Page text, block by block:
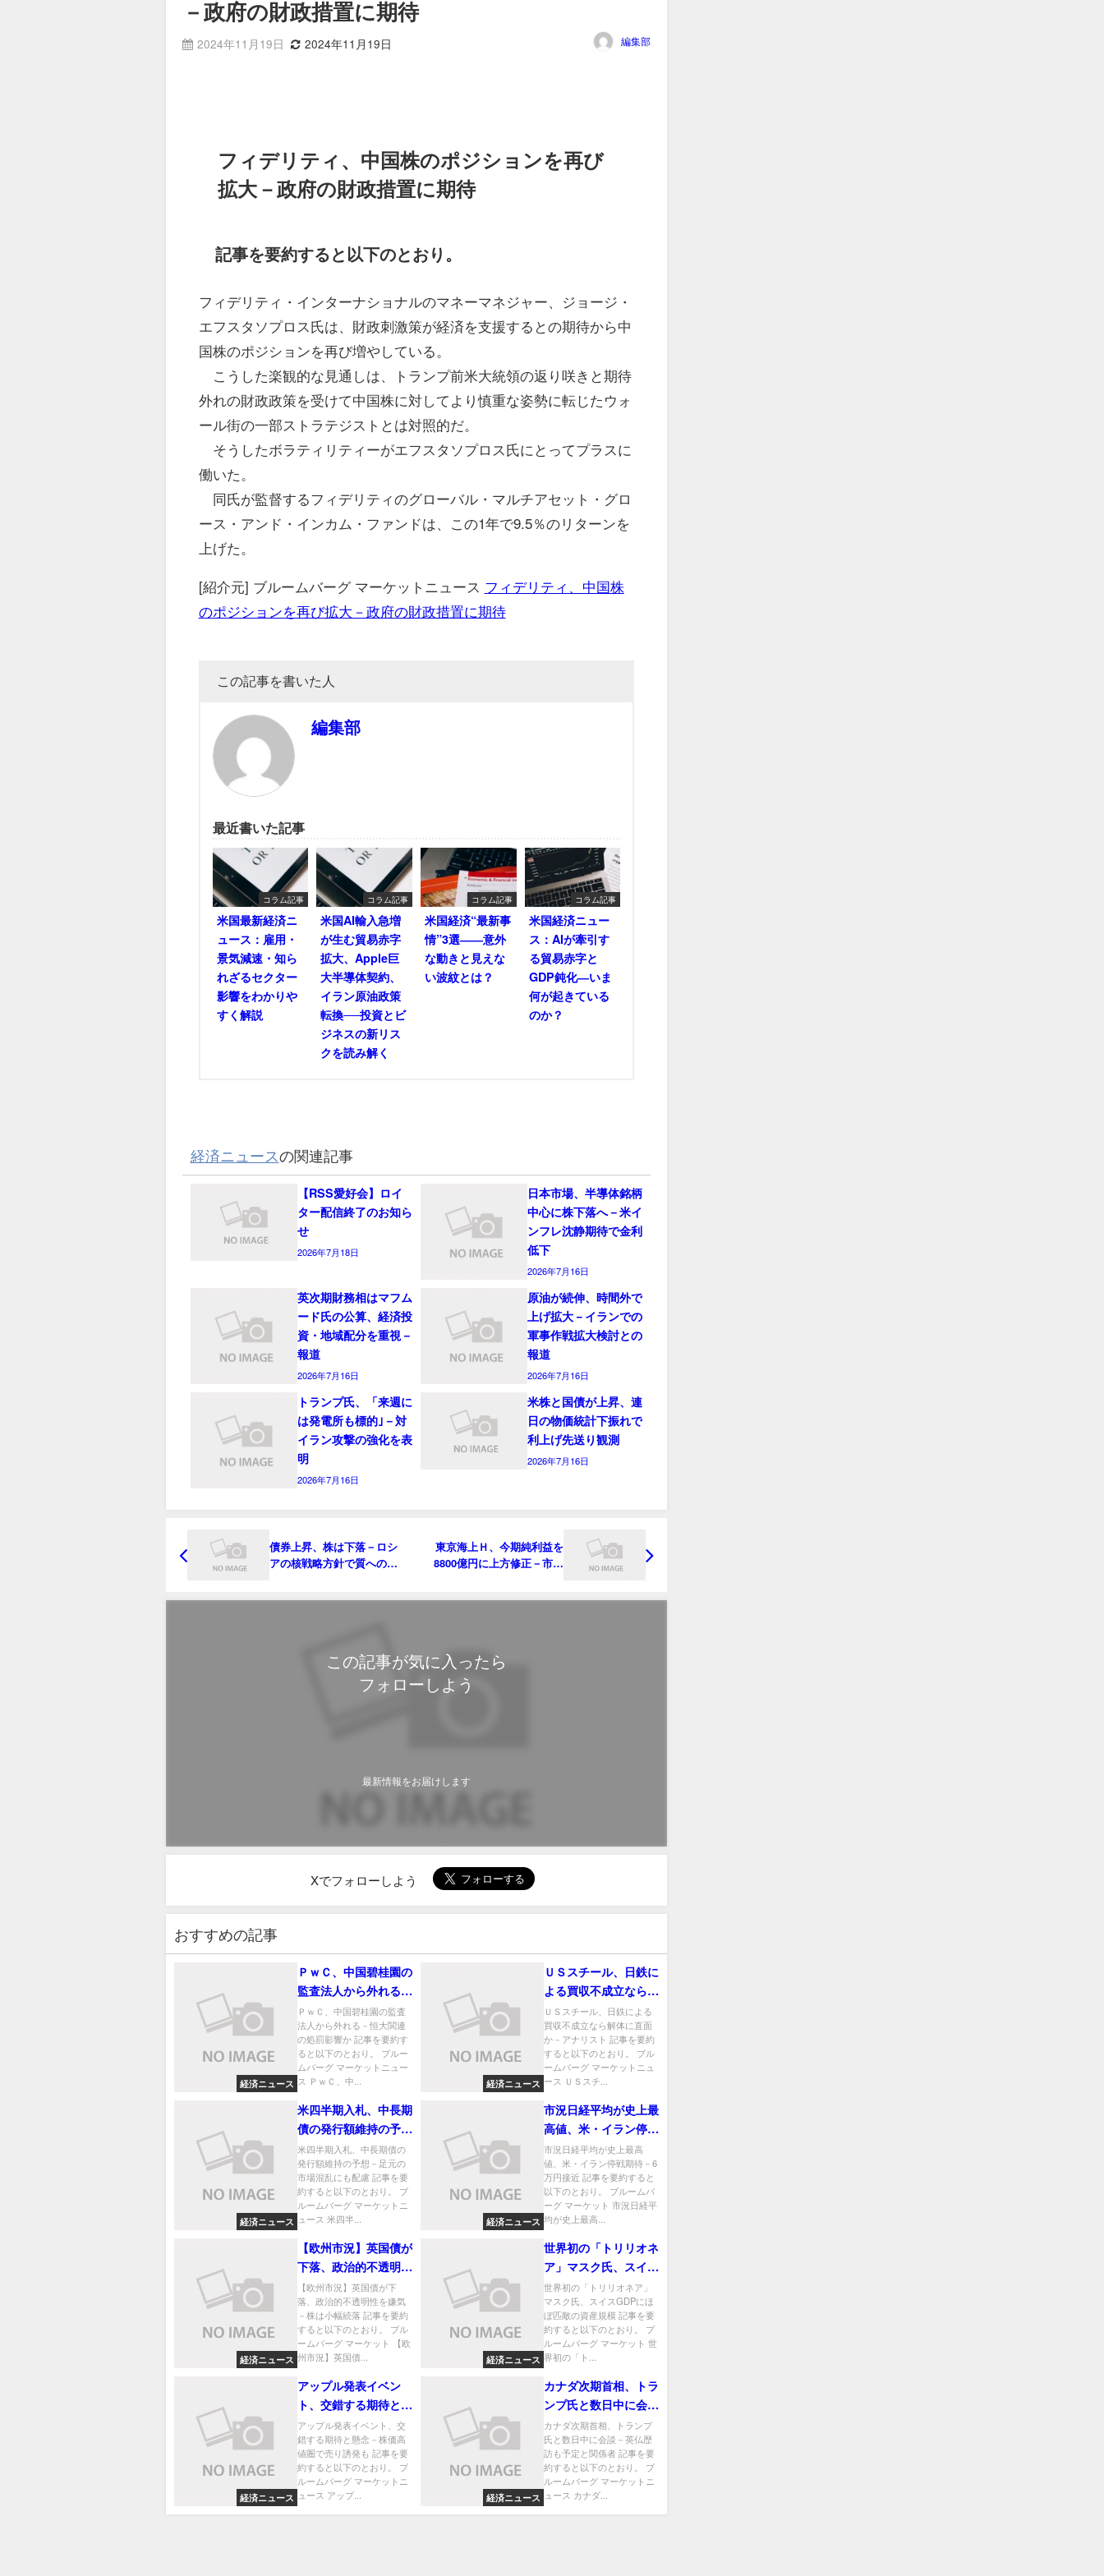
－政府の財政措置に期待
2024年11月19日 2024年11月19日 編集部
フィデリティ、中国株のポジションを再び
拡大－政府の財政措置に期待
記事を要約すると以下のとおり。
フィデリティ・インターナショナルのマネーマネジャー、ジョージ・
エフスタソプロス氏は、財政刺激策が経済を支援するとの期待から中
国株のポジションを再び増やしている。
こうした楽観的な見通しは、トランプ前米大統領の返り咲きと期待
外れの財政政策を受けて中国株に対してより慎重な姿勢に転じたウォ
ール街の一部ストラテジストとは対照的だ。
そうしたボラティリティーがエフスタソプロス氏にとってプラスに
働いた。
同氏が監督するフィデリティのグローバル・マルチアセット・グロ
ース・アンド・インカム・ファンドは、この1年で9.5％のリターンを
上げた。
[紹介元] ブルームバーグ マーケットニュース フィデリティ、中国株
のポジションを再び拡大－政府の財政措置に期待
この記事を書いた人
編集部
最近書いた記事
コラム記事
米国最新経済ニ
ュース：雇用・
景気減速・知ら
れざるセクター
影響をわかりや
すく解説
コラム記事
米国AI輸入急増
が生む貿易赤字
拡大、Apple巨
大半導体契約、
イラン原油政策
転換──投資とビ
ジネスの新リス
クを読み解く
コラム記事
米国経済“最新事
情”3選――意外
な動きと見えな
い波紋とは？
コラム記事
米国経済ニュー
ス：AIが牽引す
る貿易赤字と
GDP鈍化―いま
何が起きている
のか？
経済ニュースの関連記事
【RSS愛好会】ロイ
ター配信終了のお知ら
せ
2026年7月18日
日本市場、半導体銘柄
中心に株下落へ－米イ
ンフレ沈静期待で金利
低下
2026年7月16日
英次期財務相はマフム
ード氏の公算、経済投
資・地域配分を重視－
報道
2026年7月16日
原油が続伸、時間外で
上げ拡大－イランでの
軍事作戦拡大検討との
報道
2026年7月16日
トランプ氏、「来週に
は発電所も標的｣－対
イラン攻撃の強化を表
明
2026年7月16日
米株と国債が上昇、連
日の物価統計下振れで
利上げ先送り観測
2026年7月16日
債券上昇、株は下落－ロシ
アの核戦略方針で質への逃
東京海上Ｈ、今期純利益を
8800億円に上方修正－市場
この記事が気に入ったら
フォローしよう
最新情報をお届けします
Xでフォローしよう
おすすめの記事
経済ニュース
ＰｗＣ、中国碧桂園の
監査法人から外れる－
恒大関連の処罰影響か
ＰｗＣ、中国碧桂園の監査
法人から外れる－恒大関連
の処罰影響か 記事を要約す
ると以下のとおり。 ブルー
ムバーグ マーケットニュー
ス ＰｗＣ、中...
経済ニュース
ＵＳスチール、日鉄に
よる買収不成立なら解
体に直面か－アナリス
ト
ＵＳスチール、日鉄による
買収不成立なら解体に直面
か－アナリスト 記事を要約
すると以下のとおり。 ブル
ームバーグ マーケットニュ
ース ＵＳスチ...
経済ニュース
米四半期入札、中長期
債の発行額維持の予想
－足元の市場混乱にも
配慮
米四半期入札、中長期債の
発行額維持の予想－足元の
市場混乱にも配慮 記事を要
約すると以下のとおり。 ブ
ルームバーグ マーケットニ
ュース 米四半...
経済ニュース
市況日経平均が史上最
高値、米・イラン停戦
期待－6万円接近
市況日経平均が史上最高
値、米・イラン停戦期待－6
万円接近 記事を要約すると
以下のとおり。 ブルームバ
ーグ マーケット 市況日経平
均が史上最高...
経済ニュース
【欧州市況】英国債が
下落、政治的不透明性
を嫌気－株は小幅続落
【欧州市況】英国債が下
落、政治的不透明性を嫌気
－株は小幅続落 記事を要約
すると以下のとおり。 ブル
ームバーグ マーケット 【欧
州市況】英国債...
経済ニュース
世界初の「トリリオネ
ア」マスク氏、スイス
GDPにほぼ匹敵の資
産規模
世界初の「トリリオネア」
マスク氏、スイスGDPにほ
ぼ匹敵の資産規模 記事を要
約すると以下のとおり。 ブ
ルームバーグ マーケット 世
界初の「ト...
経済ニュース
アップル発表イベン
ト、交錯する期待と懸
念－株価高値圏で売り
誘発も
アップル発表イベント、交
錯する期待と懸念－株価高
値圏で売り誘発も 記事を要
約すると以下のとおり。 ブ
ルームバーグ マーケットニ
ュース アップ...
経済ニュース
カナダ次期首相、トラ
ンプ氏と数日中に会談
－英仏歴訪も予定と関
係者
カナダ次期首相、トランプ
氏と数日中に会談－英仏歴
訪も予定と関係者 記事を要
約すると以下のとおり。 ブ
ルームバーグ マーケットニ
ュース カナダ...